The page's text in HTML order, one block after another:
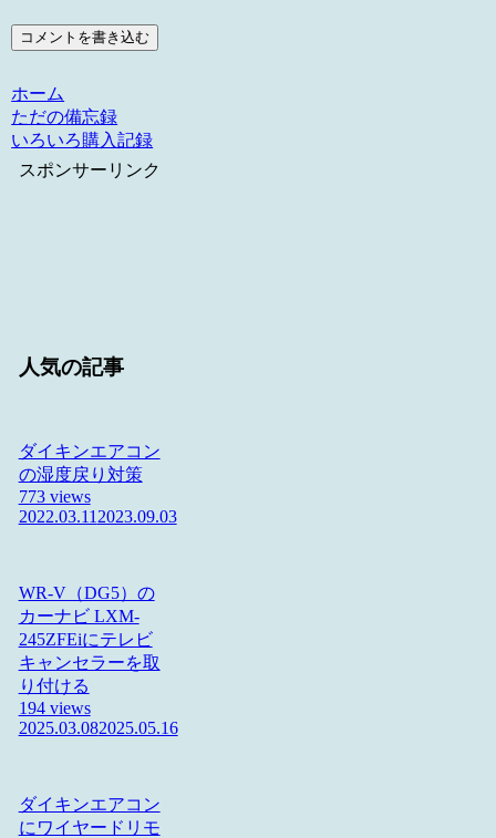
コメントを書き込む
ホーム
ただの備忘録
いろいろ購入記録
スポンサーリンク
人気の記事
ダイキンエアコン
の湿度戻り対策
773 views
2022.03.11 2023.09.03
WR-V（DG5）の
カーナビ LXM-
245ZFEiにテレビ
キャンセラーを取
り付ける
194 views
2025.03.082025.05.16
ダイキンエアコン
にワイヤードリモ